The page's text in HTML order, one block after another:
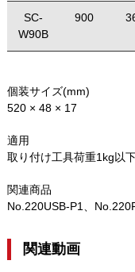
SC-
W90B
900
個装サイズ(mm)
520 × 48 × 17
適用
取り付け工具荷重1kg以
関連商品
No.220USB-P1、
関連動画